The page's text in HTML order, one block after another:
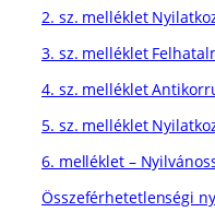
2. sz. melléklet
3. sz. melléklet
4. sz. melléklet
5. sz. melléklet
6. melléklet –
Összeférhetetlenségi